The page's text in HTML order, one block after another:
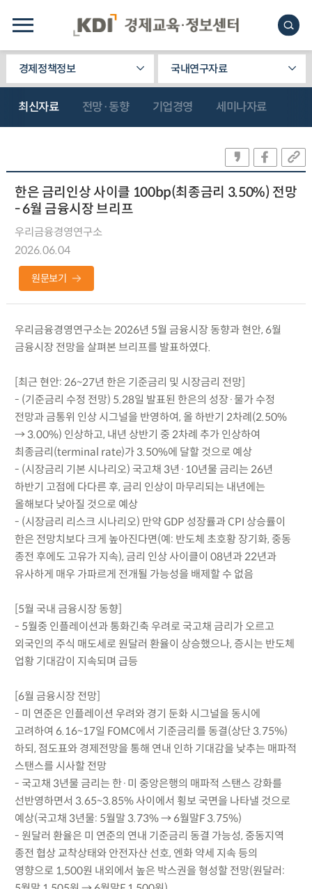
경제정책정보 국내연구자료
최신자료 전망·동향 기업경영 세미나자료
한은 금리인상 사이클 100bp(최종금리 3.50%) 전망
- 6월 금융시장 브리프
우리금융경영연구소
2026.06.04
원문보기
우리금융경영연구소는 2026년 5월 금융시장 동향과 현안, 6월
금융시장 전망을 살펴본 브리프를 발표하였다.
[최근 현안: 26~27년 한은 기준금리 및 시장금리 전망]
- (기준금리 수정 전망) 5.28일 발표된 한은의 성장·물가 수정
전망과 금통위 인상 시그널을 반영하여, 올 하반기 2차례(2.50%
→ 3.00%) 인상하고, 내년 상반기 중 2차례 추가 인상하여
최종금리(terminal rate)가 3.50%에 달할 것으로 예상
- (시장금리 기본 시나리오) 국고채 3년·10년물 금리는 26년
하반기 고점에 다다른 후, 금리 인상이 마무리되는 내년에는
올해보다 낮아질 것으로 예상
- (시장금리 리스크 시나리오) 만약 GDP 성장률과 CPI 상승률이
한은 전망치보다 크게 높아진다면(예: 반도체 초호황 장기화, 중동
종전 후에도 고유가 지속), 금리 인상 사이클이 08년과 22년과
유사하게 매우 가파르게 전개될 가능성을 배제할 수 없음
[5월 국내 금융시장 동향]
- 5월중 인플레이션과 통화긴축 우려로 국고채 금리가 오르고
외국인의 주식 매도세로 원달러 환율이 상승했으나, 증시는 반도체
업황 기대감이 지속되며 급등
[6월 금융시장 전망]
- 미 연준은 인플레이션 우려와 경기 둔화 시그널을 동시에
고려하여 6.16~17일 FOMC에서 기준금리를 동결(상단 3.75%)
하되, 점도표와 경제전망을 통해 연내 인하 기대감을 낮추는 매파적
스탠스를 시사할 전망
- 국고채 3년물 금리는 한·미 중앙은행의 매파적 스탠스 강화를
선반영하면서 3.65~3.85% 사이에서 횡보 국면을 나타낼 것으로
예상(국고채 3년물: 5월말 3.73% → 6월말F 3.75%)
- 원달러 환율은 미 연준의 연내 기준금리 동결 가능성, 중동지역
종전 협상 교착상태와 안전자산 선호, 엔화 약세 지속 등의
영향으로 1,500원 내외에서 높은 박스권을 형성할 전망(원달러: